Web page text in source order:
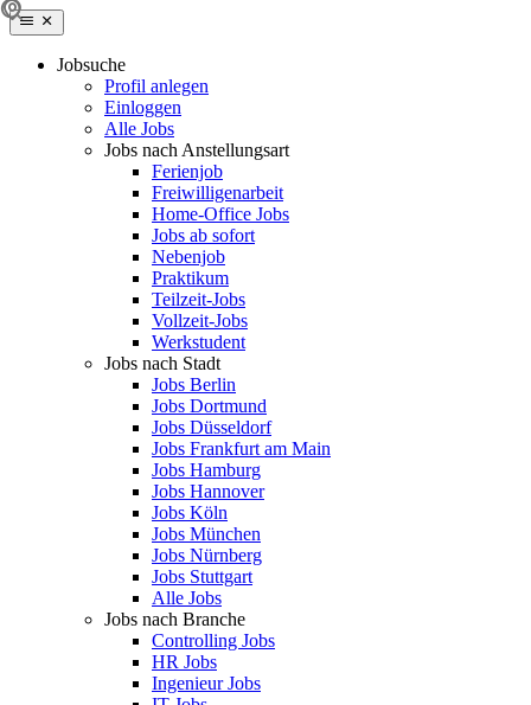
Jobsuche
Profil anlegen
Einloggen
Alle Jobs
Jobs nach Anstellungsart
Ferienjob
Freiwilligenarbeit
Home-Office Jobs
Jobs ab sofort
Nebenjob
Praktikum
Teilzeit-Jobs
Vollzeit-Jobs
Werkstudent
Jobs nach Stadt
Jobs Berlin
Jobs Dortmund
Jobs Düsseldorf
Jobs Frankfurt am Main
Jobs Hamburg
Jobs Hannover
Jobs Köln
Jobs München
Jobs Nürnberg
Jobs Stuttgart
Alle Jobs
Jobs nach Branche
Controlling Jobs
HR Jobs
Ingenieur Jobs